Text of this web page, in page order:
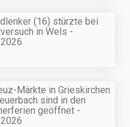
(16) stürzte bei
in Wels -
Märkte in Grieskirchen
sind in den
geöffnet -